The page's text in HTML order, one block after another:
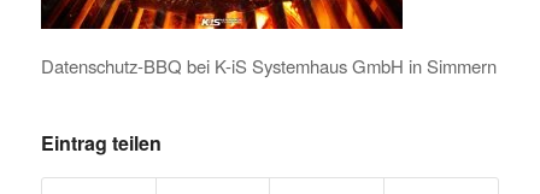
Datenschutz-BBQ bei K-iS Systemhaus GmbH in Simmern
Eintrag teilen